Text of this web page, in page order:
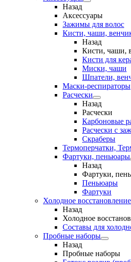
Назад
Аксессуары
Зажимы для волос
Кисти, чаши,
Назад
Кисти, чаши,
Кисти для
Миски, чаши
Шпатели,
Маски-респираторы
Расчески
Назад
Расчески
Карбоновые
Расчески с
Скраберы
Термоперчатки,
Фартуки, пеньюары
Назад
Фартуки,
Пеньюары
Фартуки
Холодное восстановление
Назад
Холодное
Составы для
Пробные наборы
Назад
Пробные наборы